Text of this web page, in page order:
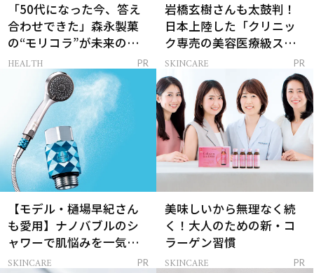
「50代になった今、答え
合わせできた」森永製菓
の“モリコラ”が未来のキ
レイを連れてくる！
HEALTH PR
岩橋玄樹さんも太鼓判！
日本上陸した「クリニッ
ク専売の美容医療級スキ
ンケア」
SKINCARE PR
【モデル・樋場早紀さん
も愛用】ナノバブルのシ
ャワーで肌悩みを一気に
解決
SKINCARE PR
美味しいから無理なく続
く！大人のための新・コ
ラーゲン習慣
SKINCARE PR